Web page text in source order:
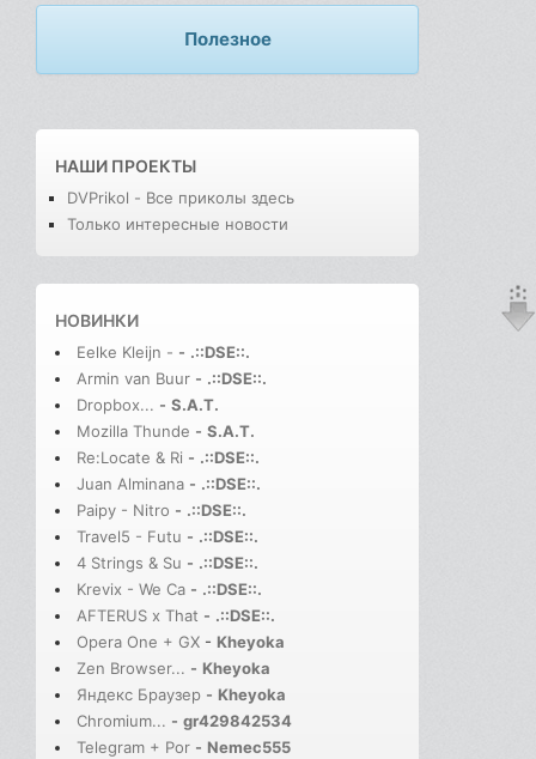
Полезное
НАШИ ПРОЕКТЫ
DVPrikol - Все приколы здесь
Только интересные новости
НОВИНКИ
Eelke Kleijn - - .::DSE::.
Armin van Buur - .::DSE::.
Dropbox... - S.A.T.
Mozilla Thunde - S.A.T.
Re:Locate & Ri - .::DSE::.
Juan Alminana - .::DSE::.
Paipy - Nitro - .::DSE::.
Travel5 - Futu - .::DSE::.
4 Strings & Su - .::DSE::.
Krevix - We Ca - .::DSE::.
AFTERUS x That - .::DSE::.
Opera One + GX - Kheyoka
Zen Browser... - Kheyoka
Яндекс Браузер - Kheyoka
Chromium... - gr429842534
Telegram + Por - Nemec555